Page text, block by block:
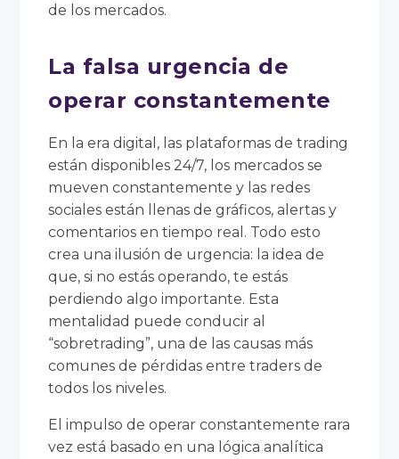
de los mercados.
La falsa urgencia de
operar constantemente
En la era digital, las plataformas de trading
están disponibles 24/7, los mercados se
mueven constantemente y las redes
sociales están llenas de gráficos, alertas y
comentarios en tiempo real. Todo esto
crea una ilusión de urgencia: la idea de
que, si no estás operando, te estás
perdiendo algo importante. Esta
mentalidad puede conducir al
“sobretrading”, una de las causas más
comunes de pérdidas entre traders de
todos los niveles.
El impulso de operar constantemente rara
vez está basado en una lógica analítica